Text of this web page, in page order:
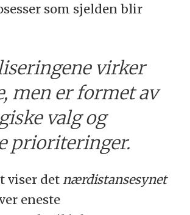
som sjelden blir
virker
men er formet av
valg og
prioriteringer.
viser det nærdistansesynet
eneste